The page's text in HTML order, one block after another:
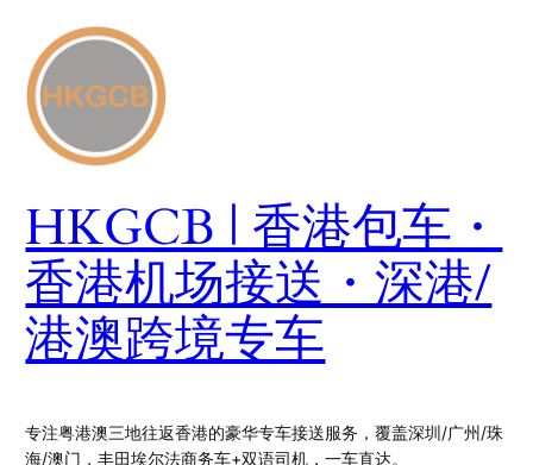
内
容
HKGCB | 香港包车・
香港机场接送・深港/
港澳跨境专车
专注粤港澳三地往返香港的豪华专车接送服务，覆盖深圳/广州/珠
海/澳门，丰田埃尔法商务车+双语司机，一车直达。